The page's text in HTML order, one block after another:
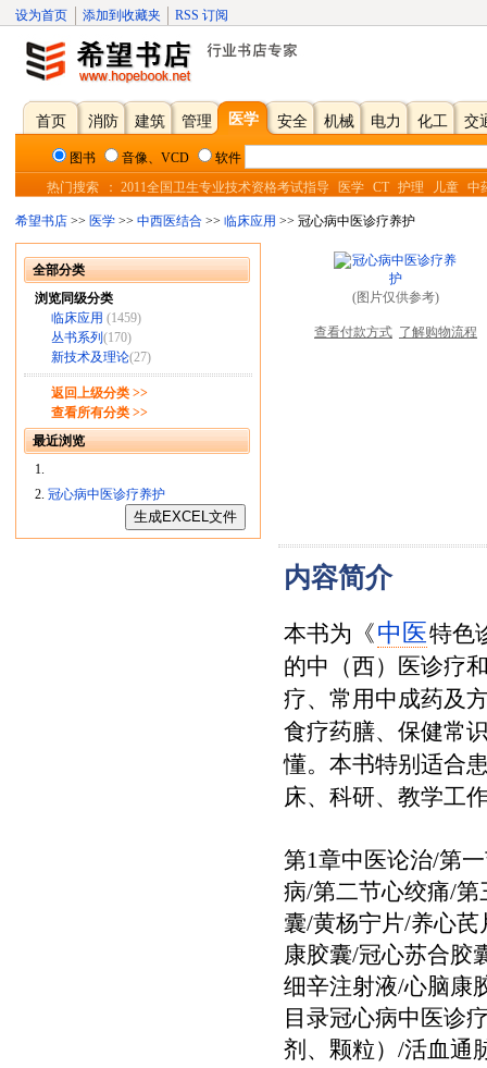
设为首页 添加到收藏夹 RSS 订阅
首页 消防 建筑 管理 医学 安全 机械 电力 化工 交
图书 音像、VCD
软件
热门搜索
： 2011全国卫生专业技术资格考试指导 医学 CT 护理 儿童 中
希望书店 >> 医学 >> 中西医结合 >> 临床应用 >> 冠心病中医诊疗养护
全部分类
浏览同级分类
临床应用 (1459)
丛书系列 (170)
新技术及理论(27)
返回上级分类 >>
查看所有分类 >>
最近浏览
冠心病中医诊疗养护
(图片仅供参考)
查看付款方式 了解购物流程
内容简介
本书为《中医特色
的中（西）医诊疗
疗、常用中成药及
食疗药膳、保健常
懂。本书特别适合
床、科研、教学工
第1章中医论治/第
病/第二节心绞痛/
囊/黄杨宁片/养心
康胶囊/冠心苏合胶
细辛注射液/心脑康
目录冠心病中医诊
剂、颗粒）/活血通